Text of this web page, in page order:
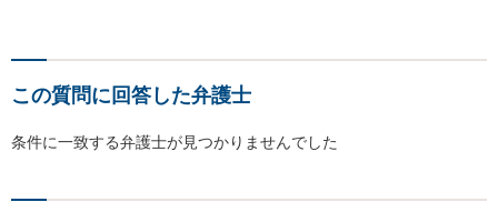
この質問に回答した弁護士
条件に一致する弁護士が見つかりませんでした